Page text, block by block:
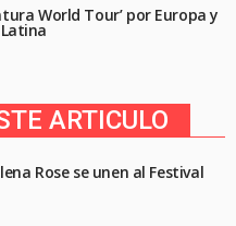
World Tour’ por Europa y
ARTICULO
Rose se unen al Festival